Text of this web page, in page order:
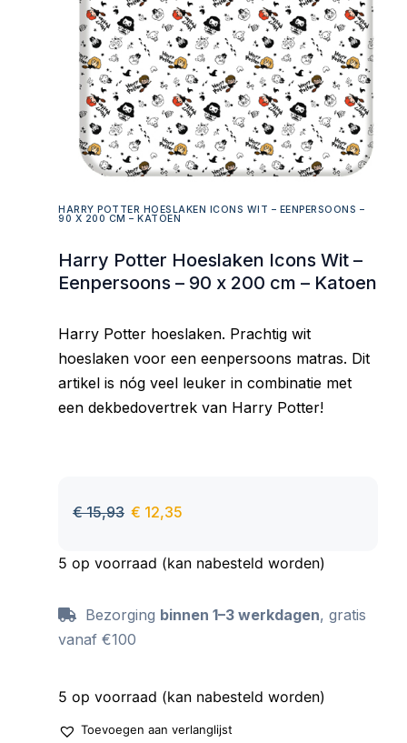
HARRY POTTER HOESLAKEN ICONS WIT – EENPERSOONS –
90 X 200 CM – KATOEN
Harry Potter Hoeslaken Icons Wit –
Eenpersoons – 90 x 200 cm – Katoen
Harry Potter hoeslaken. Prachtig wit
hoeslaken voor een eenpersoons matras. Dit
artikel is nóg veel leuker in combinatie met
een dekbedovertrek van Harry Potter!
€15,93 € 12,35
5 op voorraad (kan nabesteld worden)
Bezorging binnen 1–3 werkdagen, gratis
vanaf €100
5 op voorraad (kan nabesteld worden)
Toevoegen aan verlanglijst